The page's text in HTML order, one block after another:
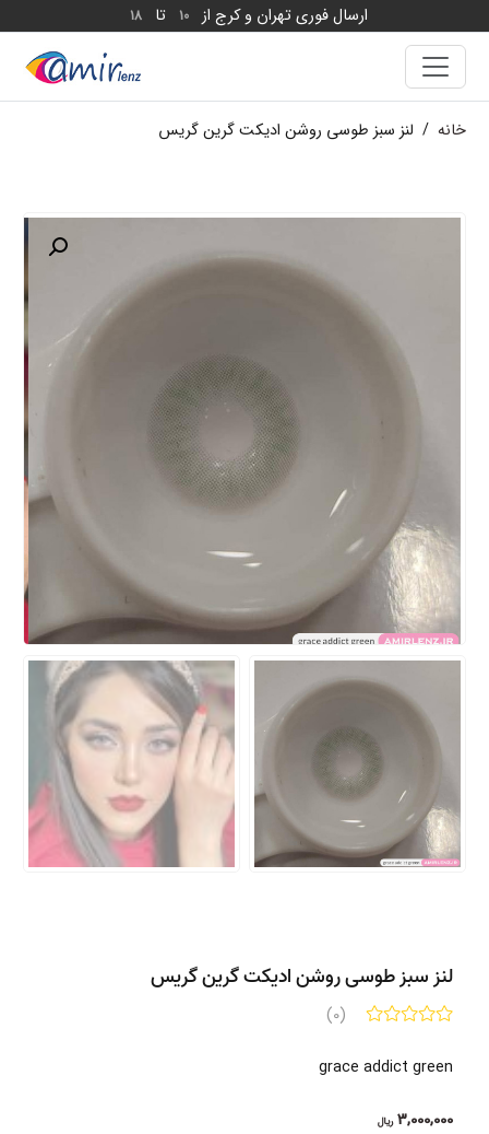
ارسال فوری تهران و کرج از 10 تا 18
خانه / لنز سبز طوسی روشن ادیکت گرین گریس
لنز سبز طوسی روشن ادیکت گرین گریس
(0)
grace addict green
3,000,000 ریال